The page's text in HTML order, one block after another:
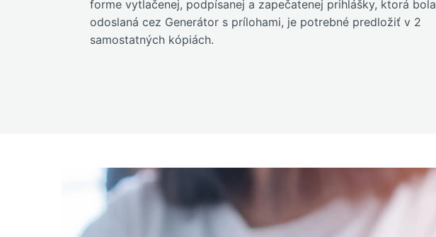
forme vytlačenej, podpísanej a zapečatenej prihlášky, ktorá bola
odoslaná cez Generátor s prílohami, je potrebné predložiť v 2
samostatných kópiách.